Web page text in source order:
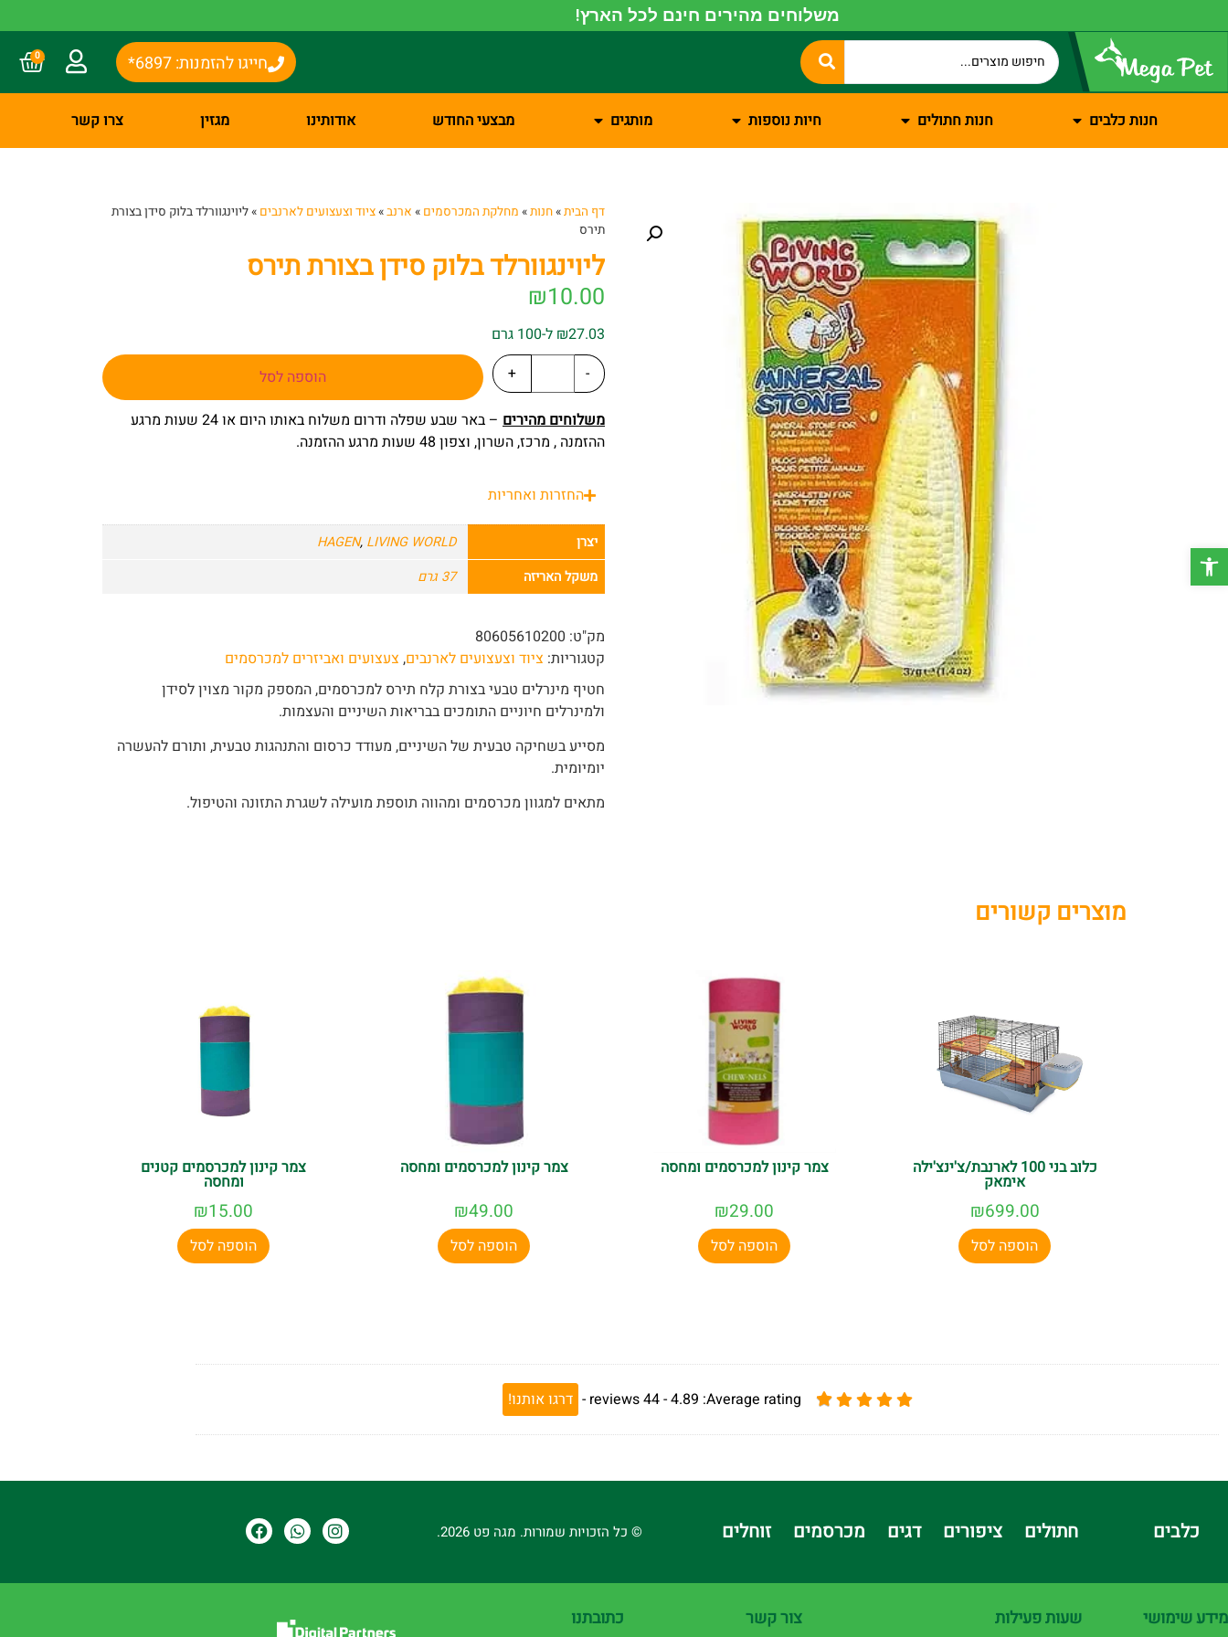
פתח סרגל נגישות
משלוחים מהירים חינם לכל הארץ!
חייגו להזמנות: 6897* 0
חנות כלבים חנות חתולים חיות נוספות מותגים מבצעי החודש אודותינו מגזין צרו קשר
דף הבית»חנות» מחלקת המכרסמים » ארנב»ציוד וצעצועים לארנבים »ליוינגוורלד בלוק סידן בצורת
תירס
ליוינגוורלד בלוק סידן בצורת תירס
₪10.00
₪27.03 ל-100 גרם
-
+
הוספה לסל
משלוחים מהירים
– באר שבע שפלה ודרום משלוח באותו היום או 24 שעות מרגע
ההזמנה , מרכז, השרון, וצפון 48 שעות מרגע ההזמנה.
החזרות ואחריות
יצרן HAGEN, LIVING WORLD
משקל האריזה
37 גרם
מק"ט: 80605610200
קטגוריות: ציוד וצעצועים לארנבים, צעצועים ואביזרים למכרסמים
חטיף מינרלים טבעי בצורת קלח תירס למכרסמים, המספק מקור מצוין לסידן
ולמינרלים חיוניים התומכים בבריאות השיניים והעצמות.
מסייע בשחיקה טבעית של השיניים, מעודד כרסום והתנהגות טבעית, ותורם להעשרה
יומיומית.
מתאים למגוון מכרסמים ומהווה תוספת מועילה לשגרת התזונה והטיפול.
מוצרים קשורים
כלוב בני 100 לארנבת/צ'ינצ'ילה
אימאק
₪699.00
הוספה לסל
צמר קינון למכרסמים ומחסה
₪29.00
הוספה לסל
צמר קינון למכרסמים ומחסה
₪49.00
הוספה לסל
צמר קינון למכרסמים קטנים
ומחסה
₪15.00
הוספה לסל
Average rating:
4.89 -
44
reviews
- דרגו אותנו!
כלבים חתולים ציפורים דגים מכרסמים זוחלים © כל הזכויות שמורות. מגה פט 2026.
מידע שימושי שעות פעילות צור קשר כתובתנו